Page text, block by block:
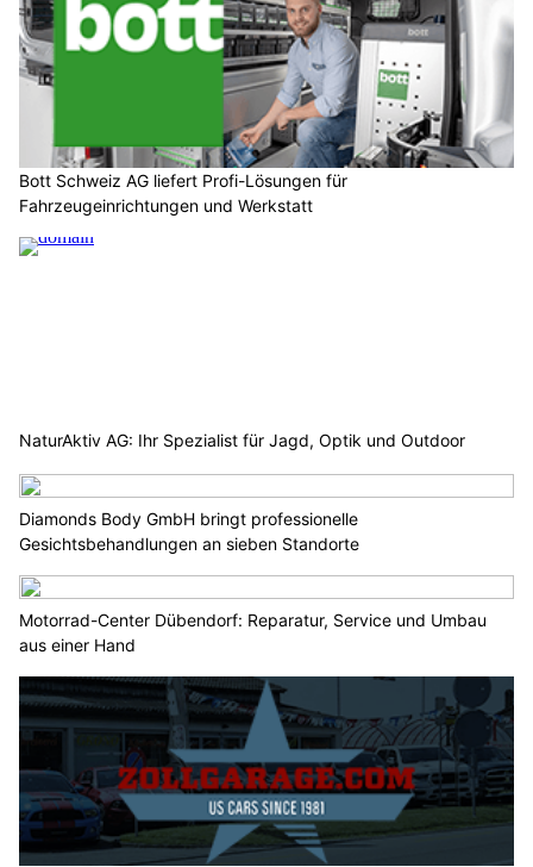
Bott Schweiz AG liefert Profi-Lösungen für
Fahrzeugeinrichtungen und Werkstatt
NaturAktiv AG: Ihr Spezialist für Jagd, Optik und Outdoor
Diamonds Body GmbH bringt professionelle
Gesichtsbehandlungen an sieben Standorte
Motorrad-Center Dübendorf: Reparatur, Service und Umbau
aus einer Hand